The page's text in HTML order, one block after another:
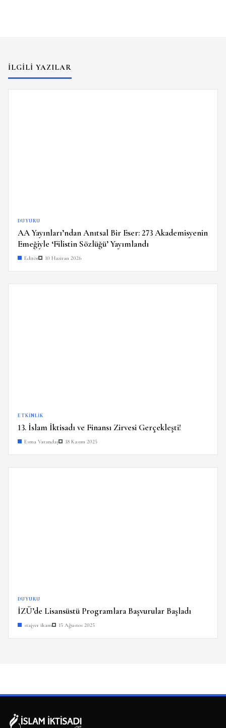
İLGILI YAZILAR
DUYURU
AA Yayınları’ndan Anıtsal Bir Eser: 273 Akademisyenin
Emeğiyle ‘Filistin Sözlüğü’ Yayımlandı
Editör 10 Haziran 2026
ETKINLIK
13. İslam İktisadı ve Finansı Zirvesi Gerçekleşti!
Esma Vatandaş 18 Kasım 2025
DUYURU
İZÜ’de Lisansüstü Programlara Başvurular Başladı
stajyer ikam 15 Ağustos 2025